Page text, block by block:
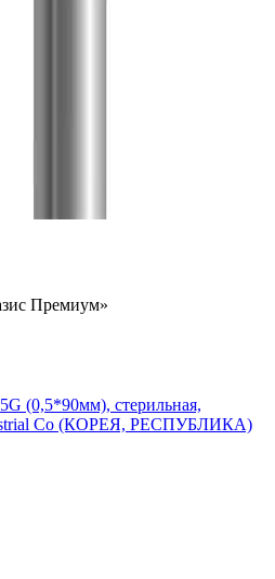
Премиум»
(0,5*90мм), стерильная,
Co (КОРЕЯ, РЕСПУБЛИКА)